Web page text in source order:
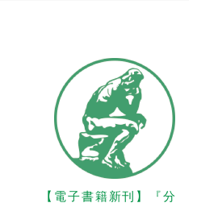
【電子書籍新刊】『分